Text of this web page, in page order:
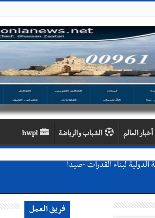
أخبار العالم الشباب والرياضة hwpl
للمدينة القديمة
فريق العمل